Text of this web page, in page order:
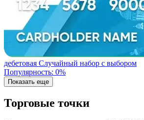
дебетовая Случайный набор с выбором
Популярность: 0%
Показать еще
Торговые точки